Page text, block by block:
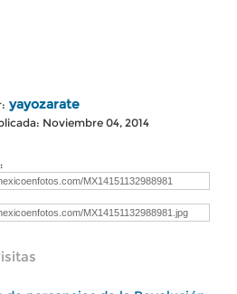
yayozarate
Noviembre 04, 2014